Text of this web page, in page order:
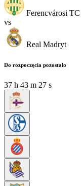
Ferencvárosi TC
vs
Real Madryt
Do rozpoczęcia pozostało
37 h 43 m 26 s